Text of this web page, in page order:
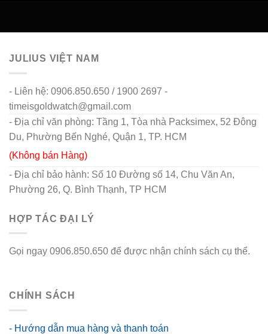
JULIUS VIỆT NAM
- Liên hệ: 0906.850.650 / 1900 2697 -
timeisgoldwatch@gmail.com
- Địa chỉ văn phòng: Tầng 1, Tòa nhà Packsimex, 52 Đông
Du, Phường Bến Nghé, Quận 1, TP. HCM
(Không bán Hàng)
- Địa chỉ bảo hành: Số 10 Đường số 14, Chu Văn An,
Phường 26, Q. Bình Thạnh, TP HCM
HỢP TÁC ĐẠI LÝ
Gọi ngay 0906.850.650 để được nhận chính sách cụ thể.
CHÍNH SÁCH
- Hướng dẫn mua hàng và thanh toán